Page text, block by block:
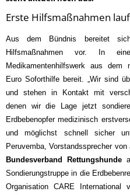
Erste Hilfsmaßnahmen
Aus dem Bündnis bereitet
Hilfsmaßnahmen vor. In
Medikamentenhilfswerk aus dem
Euro Soforthilfe bereit. „Wir sind
und stehen in Kontakt mit
denen wir die Lage jetzt
Erdbebenopfer medizinisch
und möglichst schnell sicher
Peruvemba, Vorstandssprecher
Bundesverband Rettungshunde
Sondierungstruppe in die
Organisation CARE